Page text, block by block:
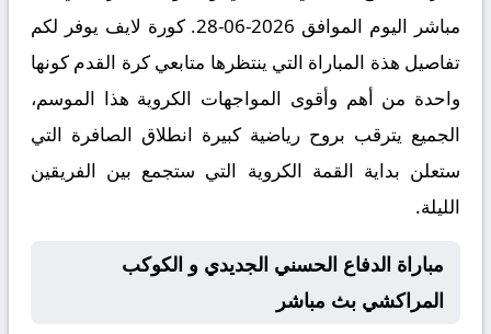
مباشر اليوم الموافق 2026-06-28. كورة لايف يوفر لكم
تفاصيل هذة المباراة التي ينتظرها متابعي كرة القدم كونها
واحدة من أهم وأقوى المواجهات الكروية هذا الموسم،
الجميع يترقب بروح رياضية كبيرة انطلاق الصافرة التي
ستعلن بداية القمة الكروية التي ستجمع بين الفريقين
الليلة.
مباراة الدفاع الحسني الجديدي و الكوكب
المراكشي بث مباشر